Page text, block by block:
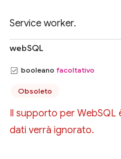
Service worker.
webSQL
booleano facoltativo
Obsoleto
Il supporto per
dati verrà ignorato.